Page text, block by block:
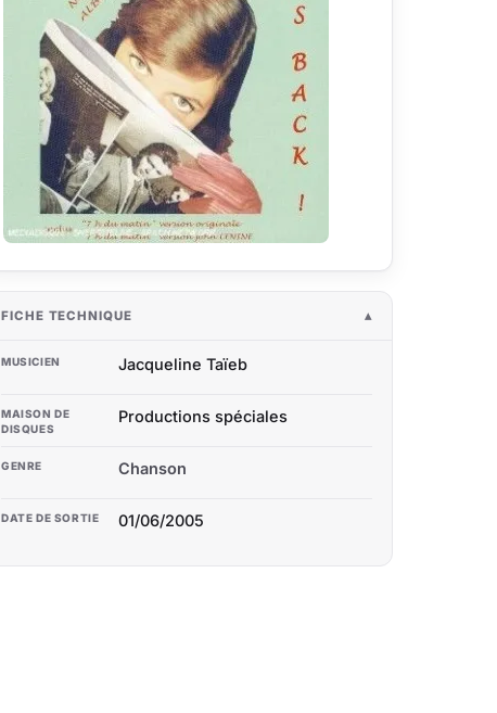
FICHE TECHNIQUE
MUSICIEN Jacqueline Taïeb
MAISON DE
DISQUES
Productions spéciales
GENRE Chanson
DATE DE SORTIE 01/06/2005